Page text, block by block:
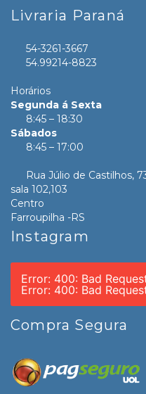
Livraria Paraná
54-3261-3667
54.99214-8823
Horários
Segunda á Sexta
8:45 – 18:30
Sábados
8:45 – 17:00
Rua Júlio de Castilhos,
sala 102,103
Centro
Farroupilha -RS
Instagram
Error: 400: Bad
Error: 400: Bad
Compra Segura